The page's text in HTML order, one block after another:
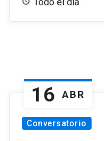
16 ABR
Conversatorio